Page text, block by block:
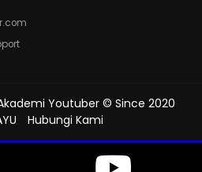
Youtuber © Since 2020
Hubungi Kami